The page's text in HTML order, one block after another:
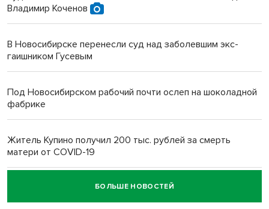
Владимир Коченов
В Новосибирске перенесли суд над заболевшим экс-
гаишником Гусевым
Под Новосибирском рабочий почти ослеп на шоколадной
фабрике
Житель Купино получил 200 тыс. рублей за смерть
матери от COVID-19
Новосибирский суд наказал водителя за смерть
пенсионерки на вокзале
БОЛЬШЕ НОВОСТЕЙ